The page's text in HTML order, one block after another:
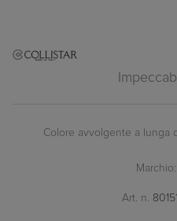
Colore avvolgente a lunga
Marchio:
Art. n.